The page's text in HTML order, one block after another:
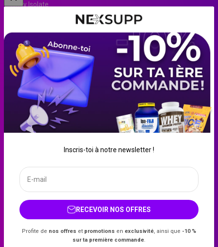
Inscris-toi à notre newsletter !
E-mail
RECEVOIR NOS OFFRES
Profite de nos offres et promotions en exclusivité, ainsi que -10 %
sur ta première commande.
Whey Isolate
EAA
Pre-Workout
Beurre de cacahuète
Blanc d’œuf liquide
Crème de riz
Créatine
Farine d'avoine
France (EUR €)